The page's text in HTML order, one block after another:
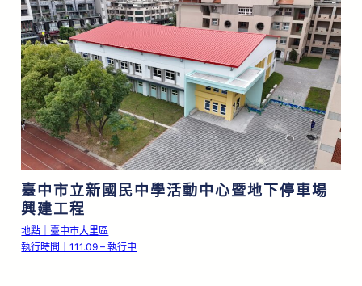
臺中市立新國民中學活動中心暨地下停車場
興建工程
地點｜臺中市大里區
執行時間｜111.09 – 執行中